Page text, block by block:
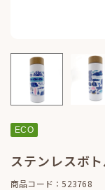
ECO
ステンレスボ
商品コード：523768